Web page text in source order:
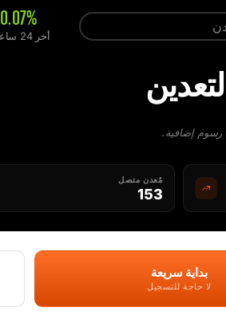
أخر 24 ساعة
رسوم إضافية.
مٌعدن متصل
153
بداية سريعة
لا حاجة للتسجيل